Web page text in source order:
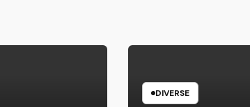
DIVERSE